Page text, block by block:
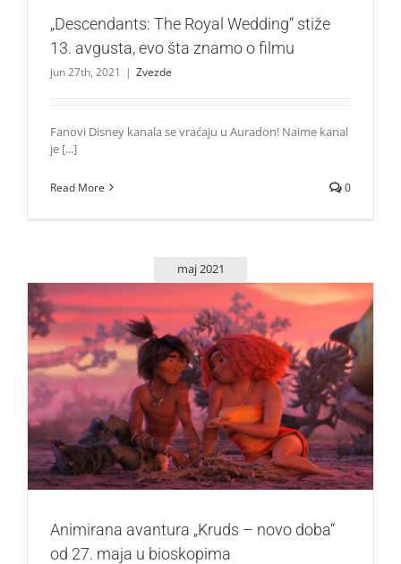
„Descendants: The Royal Wedding“ stiže
13. avgusta, evo šta znamo o filmu
jun 27th, 2021 | Zvezde
Fanovi Disney kanala se vraćaju u Auradon! Naime kanal
je [...]
Read More 0
maj 2021
Animirana avantura „Kruds – novo doba“ od 27. maja u
bioskopima
Život i zabava
Animirana avantura „Kruds – novo doba“
od 27. maja u bioskopima